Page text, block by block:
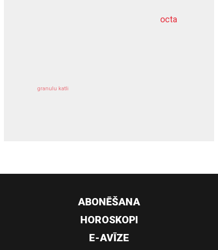
octa
granulu katli
dziļurbums
ABONĒŠANA
HOROSKOPI
E-AVĪZE